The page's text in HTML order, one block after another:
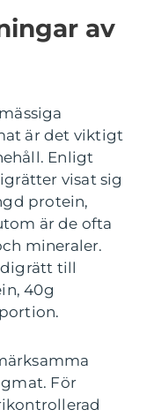
av
är det viktigt
Enligt
visat sig
protein,
är de ofta
mineraler.
till
40g
För